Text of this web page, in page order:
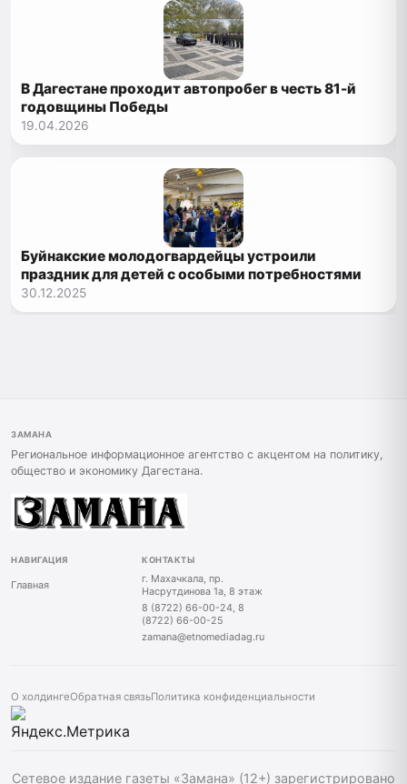
В Дагестане проходит автопробег в честь 81-й
годовщины Победы
19.04.2026
Буйнакские молодогвардейцы устроили
праздник для детей с особыми потребностями
30.12.2025
ЗАМАНА
Региональное информационное агентство с акцентом на политику,
общество и экономику Дагестана.
НАВИГАЦИЯ
Главная
КОНТАКТЫ
г. Махачкала, пр.
Насрутдинова 1а, 8 этаж
8 (8722) 66-00-24, 8
(8722) 66-00-25
zamana@etnomediadag.ru
О холдингеОбратная связьПолитика конфиденциальности
Сетевое издание газеты «Замана» (12+) зарегистрировано